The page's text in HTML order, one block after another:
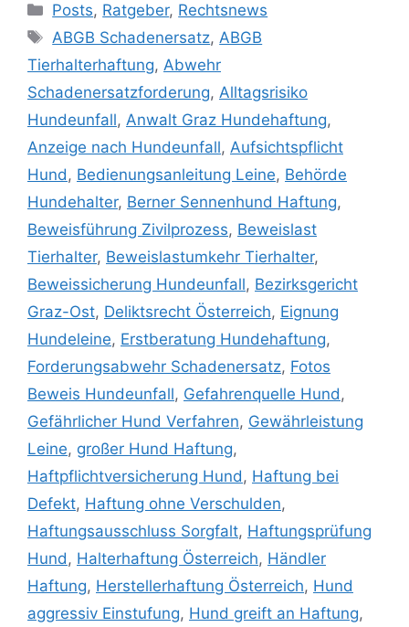
Posts, Ratgeber, Rechtsnews
ABGB Schadenersatz,ABGB
Tierhalterhaftung, Abwehr
Schadenersatzforderung, Alltagsrisiko
Hundeunfall, Anwalt Graz Hundehaftung,
Anzeige nach Hundeunfall, Aufsichtspflicht
Hund, Bedienungsanleitung Leine, Behörde
Hundehalter, Berner Sennenhund Haftung,
Beweisführung Zivilprozess, Beweislast
Tierhalter, Beweislastumkehr Tierhalter,
Beweissicherung Hundeunfall, Bezirksgericht
Graz-Ost, Deliktsrecht Österreich, Eignung
Hundeleine, Erstberatung Hundehaftung,
Forderungsabwehr Schadenersatz, Fotos
Beweis Hundeunfall, Gefahrenquelle Hund,
Gefährlicher Hund Verfahren, Gewährleistung
Leine, großer Hund Haftung,
Haftpflichtversicherung Hund, Haftung bei
Defekt, Haftung ohne Verschulden,
Haftungsausschluss Sorgfalt, Haftungsprüfung
Hund, Halterhaftung Österreich, Händler
Haftung, Herstellerhaftung Österreich, Hund
aggressiv Einstufung, Hund greift an Haftung,